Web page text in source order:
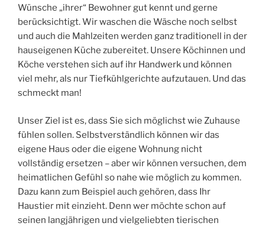
Wünsche „ihrer“ Bewohner gut kennt und gerne
berücksichtigt. Wir waschen die Wäsche noch selbst
und auch die Mahlzeiten werden ganz traditionell in der
hauseigenen Küche zubereitet. Unsere Köchinnen und
Köche verstehen sich auf ihr Handwerk und können
viel mehr, als nur Tiefkühlgerichte aufzutauen. Und das
schmeckt man!
Unser Ziel ist es, dass Sie sich möglichst wie Zuhause
fühlen sollen. Selbstverständlich können wir das
eigene Haus oder die eigene Wohnung nicht
vollständig ersetzen – aber wir können versuchen, dem
heimatlichen Gefühl so nahe wie möglich zu kommen.
Dazu kann zum Beispiel auch gehören, dass Ihr
Haustier mit einzieht. Denn wer möchte schon auf
seinen langjährigen und vielgeliebten tierischen